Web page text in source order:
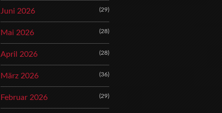
Juni 2026 (29)
Mai 2026 (28)
April 2026 (28)
März 2026 (36)
Februar 2026 (29)